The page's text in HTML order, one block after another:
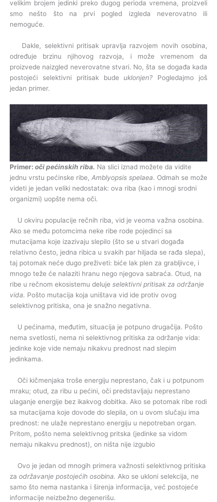
velikim brojem jedinki preko dugog perioda vremena, proizveli
smo nešto što na prvi pogled izgleda neverovatno ili
nemoguće.
Dakle, selektivni pritisak upravlja razvojem novih osobina,
određuje brzinu njihovog razvoja, i može vremenom da
proizvede naizgled neverovatne stvari. No, šta se događa kada
postojeći selektivni pritisak bude uklonjen? Pogledajmo još
jedan primer.
Primer: oči pećinskih riba. Na slici iznad možete da vidite
jednu vrstu pećinske ribe, Amblyopsis spelaea. Odmah se može
videti je jedan veliki nedostatak: ova riba (kao i mnogi srodni
organizmi) uopšte nema oči.
U okviru populacije rečnih riba, vid je veoma važna osobina.
Ako se među potomcima neke ribe rode pojedinci sa
mutacijama koje izazivaju slepilo (što se u stvari događa
relativno često, jedna ribica u svakih par hiljada se rađa slepa),
taj potomak neće dugo preživeti: biće lak plen za grabljivce, i
mnogo teže će nalaziti hranu nego njegova sabraća. Otud, na
ribe u rečnom ekosistemu deluje selektivni pritisak za održanje
vida. Pošto mutacija koja uništava vid ide protiv ovog
selektivnog pritiska, ona je snažno negativna.
U pećinama, međutim, situacija je potpuno drugačija. Pošto
nema svetlosti, nema ni selektivnog pritiska za održanje vida:
jedinke koje vide nemaju nikakvu prednost nad slepim
jedinkama.
Oči kičmenjaka troše energiju neprestano, čak i u potpunom
mraku; otud, za ribu u pećini, oči predstavljaju neprestano
ulaganje energije bez ikakvog dobitka. Ako se potomak ribe rodi
sa mutacijama koje dovode do slepila, on u ovom slučaju ima
prednost: ne ulaže neprestano energiju u nepotreban organ.
Pritom, pošto nema selektivnog pritska (jedinke sa vidom
nemaju nikakvu prednost), on ništa nije izgubio
Ovo je jedan od mnogih primera važnosti selektivnog pritiska
za održavanje postojećih osobina. Ako se ukloni selekcija, ne
samo što nema nastanka i širenja informacija, već postojeće
informacije neizbežno degenerišu.